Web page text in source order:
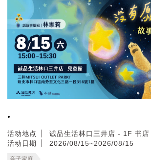
.
活动地点
诚品生活林口三井店 - 1F 书店
活动日期
2026/08/15~2026/08/15